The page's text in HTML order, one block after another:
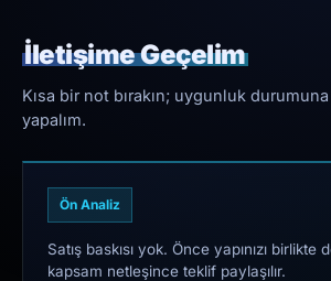
İletişime Geçelim
Kısa bir not bırakın; uygunluk
yapalım.
Ön Analiz
Satış baskısı yok. Önce yapınızı birlikte
kapsam netleşince teklif paylaşılır.